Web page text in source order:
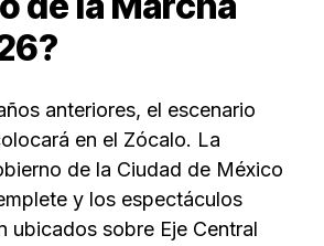
anteriores, el escenario
en el Zócalo. La
de la Ciudad de México
y los espectáculos
ubicados sobre Eje Central